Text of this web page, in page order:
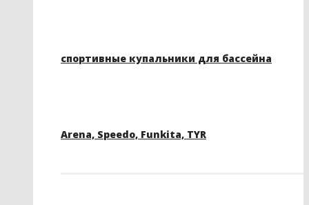
спортивные купальники для бассейна
Arena, Speedo, Funkita, TYR